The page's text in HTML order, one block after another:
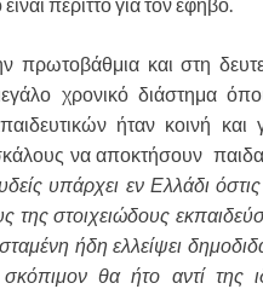
περιττό για τον έφηβο.
πρωτοβάθμια και στη
χρονικό διάστημα
ήταν κοινή
να αποκτήσουν
υπάρχει εν Ελλάδι
της στοιχειώδους
ήδη ελλείψει
θα ήτο αντί της